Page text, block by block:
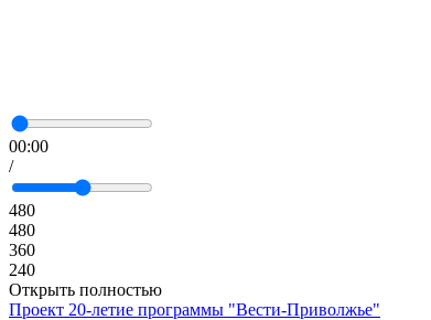
00:00
/
480
480
360
240
Открыть полностью
Проект 20-летие программы "Вести-Приволжье"